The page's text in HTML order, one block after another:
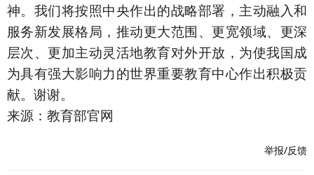
神。我们将按照中央作出的战略部署，主动融入和
服务新发展格局，推动更大范围、更宽领域、更深
层次、更加主动灵活地教育对外开放，为使我国成
为具有强大影响力的世界重要教育中心作出积极贡
献。谢谢。
来源：教育部官网
举报/反馈